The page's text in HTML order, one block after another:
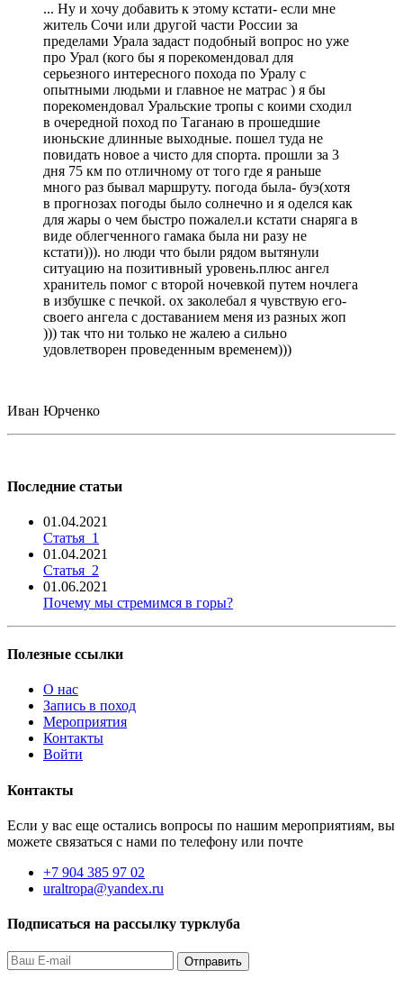
... Ну и хочу добавить к этому кстати- если мне
житель Сочи или другой части России за
пределами Урала задаст подобный вопрос но уже
про Урал (кого бы я порекомендовал для
серьезного интересного похода по Уралу с
опытными людьми и главное не матрас ) я бы
порекомендовал Уральские тропы с коими сходил
в очередной поход по Таганаю в прошедшие
июньские длинные выходные. пошел туда не
повидать новое а чисто для спорта. прошли за 3
дня 75 км по отличному от того где я раньше
много раз бывал маршруту. погода была- буэ(хотя
в прогнозах погоды было солнечно и я оделся как
для жары о чем быстро пожалел.и кстати снаряга в
виде облегченного гамака была ни разу не
кстати))). но люди что были рядом вытянули
ситуацию на позитивный уровень.плюс ангел
хранитель помог с второй ночевкой путем ночлега
в избушке с печкой. ох заколебал я чувствую его-
своего ангела с доставанием меня из разных жоп
))) так что ни только не жалею а сильно
удовлетворен проведенным временем)))
Иван Юрченко
Последние статьи
01.04.2021
Статья_1
01.04.2021
Статья_2
01.06.2021
Почему мы стремимся в горы?
Полезные ссылки
О нас
Запись в поход
Мероприятия
Контакты
Войти
Контакты
Если у вас еще остались вопросы по нашим мероприятиям, вы
можете связаться с нами по телефону или почте
+7 904 385 97 02
uraltropa@yandex.ru
Подписаться на рассылку турклуба